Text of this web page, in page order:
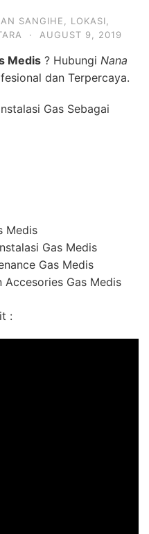
SANGIHE LOKASI
· AUGUST 9, 2019
Medis ? Hubungi Nana
dan Terpercaya.
Gas Sebagai
Medis
Gas Medis
Gas Medis
Gas Medis
: